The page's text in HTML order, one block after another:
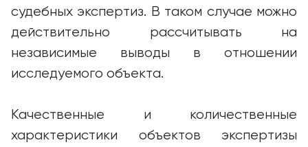
судебных экспертиз. В таком случае можно
действительно рассчитывать на
независимые выводы в отношении
исследуемого объекта.
Качественные и количественные
характеристики объектов экспертизы